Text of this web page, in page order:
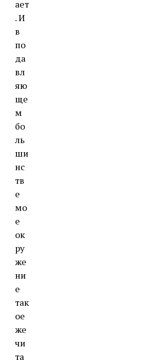
ает
. И
в
по
да
вл
яю
ще
м
бо
ль
ши
нс
тв
е
мо
е
ок
ру
же
ни
е
так
ое
же
чи
та